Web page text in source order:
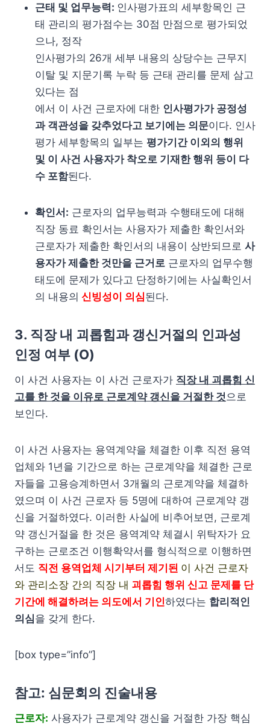
근태 및 업무능력: 인사평가표의 세부항목인 근
태 관리의 평가점수는 30점 만점으로 평가되었
으나, 정작
인사평가의 26개 세부 내용의 상당수는 근무지
이탈 및 지문기록 누락 등 근태 관리를 문제 삼고
있다는 점
에서 이 사건 근로자에 대한 인사평가가 공정성
과 객관성을 갖추었다고 보기에는 의문이다. 인사
평가 세부항목의 일부는 평가기간 이외의 행위
및 이 사건 사용자가 착오로 기재한 행위 등이 다
수 포함된다.
확인서: 근로자의 업무능력과 수행태도에 대해
직장 동료 확인서는 사용자가 제출한 확인서와
근로자가 제출한 확인서의 내용이 상반되므로 사
용자가 제출한 것만을 근거로 근로자의 업무수행
태도에 문제가 있다고 단정하기에는 사실확인서
의 내용의 신빙성이 의심된다.
3. 직장 내 괴롭힘과 갱신거절의 인과성
인정 여부 (O)
이 사건 사용자는 이 사건 근로자가 직장 내 괴롭힘 신
고를 한 것을 이유로 근로계약 갱신을 거절한 것 으로
보인다.
이 사건 사용자는 용역계약을 체결한 이후 직전 용역
업체와 1년을 기간으로 하는 근로계약을 체결한 근로
자들을 고용승계하면서 3개월의 근로계약을 체결하
였으며 이 사건 근로자 등 5명에 대하여 근로계약 갱
신을 거절하였다. 이러한 사실에 비추어보면, 근로계
약 갱신거절을 한 것은 용역계약 체결시 위탁자가 요
구하는 근로조건 이행확약서를 형식적으로 이행하면
서도 직전 용역업체 시기부터 제기된 이 사건 근로자
와 관리소장 간의 직장 내 괴롭힘 행위 신고 문제를 단
기간에 해결하려는 의도에서 기인하였다는 합리적인
의심을 갖게 한다.
[box type=”info”]
참고: 심문회의 진술내용
근로자: 사용자가 근로계약 갱신을 거절한 가장 핵심